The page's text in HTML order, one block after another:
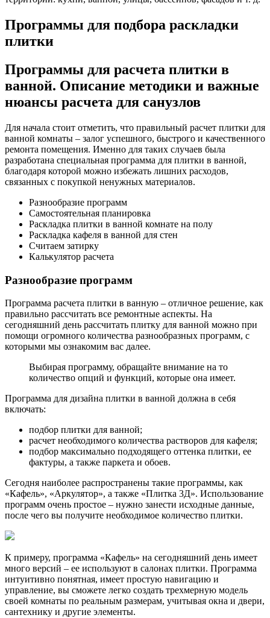
Программы для подбора раскладки
плитки
Программы для расчета плитки в
ванной. Описание методики и важные
нюансы расчета для санузлов
Для начала стоит отметить, что правильный расчет плитки для
ванной комнаты – залог успешного, быстрого и качественного
ремонта помещения. Именно для таких случаев была
разработана специальная программа для плитки в ванной,
благодаря которой можно избежать лишних расходов,
связанных с покупкой ненужных материалов.
Разнообразие программ
Самостоятельная планировка
Раскладка плитки в ванной комнате на полу
Раскладка кафеля в ванной для стен
Считаем затирку
Калькулятор расчета
Разнообразие программ
Программа расчета плитки в ванную – отличное решение, как
правильно рассчитать все ремонтные аспекты. На
сегодняшний день рассчитать плитку для ванной можно при
помощи огромного количества разнообразных программ, с
которыми мы ознакомим вас далее.
Выбирая программу, обращайте внимание на то
количество опций и функций, которые она имеет.
Программа для дизайна плитки в ванной должна в себя
включать:
подбор плитки для ванной;
расчет необходимого количества растворов для кафеля;
подбор максимально подходящего оттенка плитки, ее
фактуры, а также паркета и обоев.
Сегодня наиболее распространены такие программы, как
«Кафель», «Аркулятор», а также «Плитка 3Д». Использование
программ очень простое – нужно занести исходные данные,
после чего вы получите необходимое количество плитки.
К примеру, программа «Кафель» на сегодняшний день имеет
много версий – ее используют в салонах плитки. Программа
интуитивно понятная, имеет простую навигацию и
управление, вы сможете легко создать трехмерную модель
своей комнаты по реальным размерам, учитывая окна и двери,
сантехнику и другие элементы.